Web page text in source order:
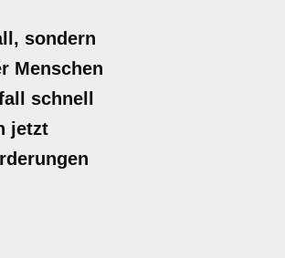
sondern
Menschen
schnell
jetzt